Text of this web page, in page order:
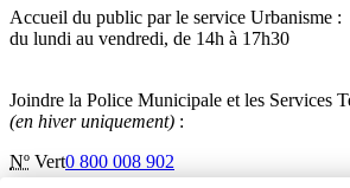
Accueil du public par le service Urbanisme :
du lundi au vendredi, de 14h à 17h30
Joindre la Police Municipale et les Services
(en hiver uniquement) :
Nº Vert0 800 008 902